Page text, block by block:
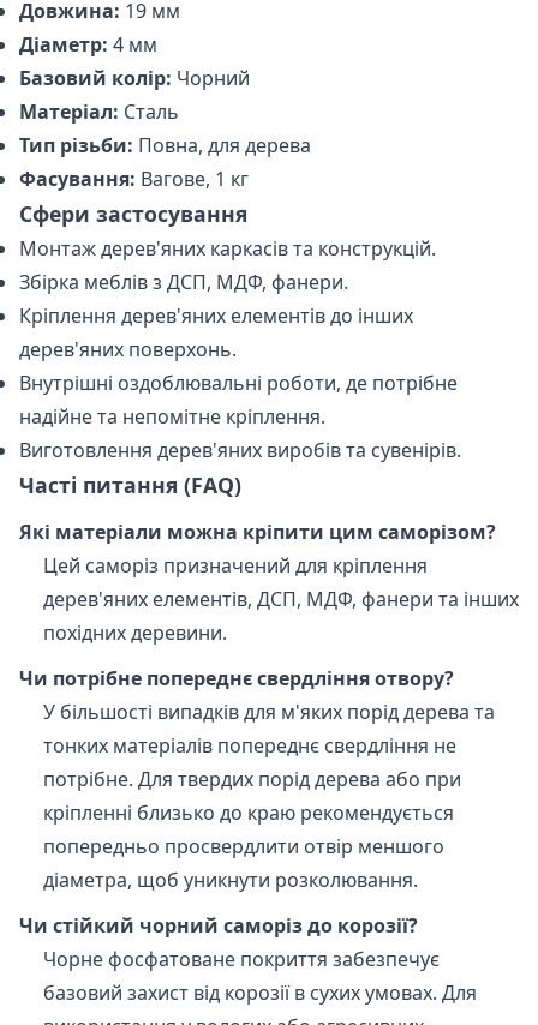
Довжина: 19 мм
Діаметр: 4 мм
Базовий колір: Чорний
Матеріал: Сталь
Тип різьби: Повна, для дерева
Фасування: Вагове, 1 кг
Сфери застосування
Монтаж дерев'яних каркасів та конструкцій.
Збірка меблів з ДСП, МДФ, фанери.
Кріплення дерев'яних елементів до інших
дерев'яних поверхонь.
Внутрішні оздоблювальні роботи, де потрібне
надійне та непомітне кріплення.
Виготовлення дерев'яних виробів та сувенірів.
Часті питання (FAQ)
Які матеріали можна кріпити цим саморізом?
Цей саморіз призначений для кріплення
дерев'яних елементів, ДСП, МДФ, фанери та інших
похідних деревини.
Чи потрібне попереднє свердління отвору?
У більшості випадків для м'яких порід дерева та
тонких матеріалів попереднє свердління не
потрібне. Для твердих порід дерева або при
кріпленні близько до краю рекомендується
попередньо просвердлити отвір меншого
діаметра, щоб уникнути розколювання.
Чи стійкий чорний саморіз до корозії?
Чорне фосфатоване покриття забезпечує
базовий захист від корозії в сухих умовах. Для